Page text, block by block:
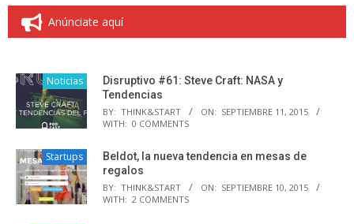
entradas
Anúnciate aquí
Noticias
Disruptivo #61: Steve Craft: NASA y
Tendencias
BY: THINK&START ON: SEPTIEMBRE 11, 2015
WITH: 0 COMMENTS
Startups
Beldot, la nueva tendencia en mesas de
regalos
BY: THINK&START ON: SEPTIEMBRE 10, 2015
WITH: 2 COMMENTS